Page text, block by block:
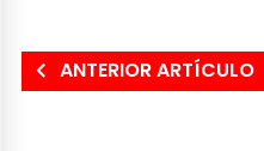
ANTERIOR ARTÍCULO